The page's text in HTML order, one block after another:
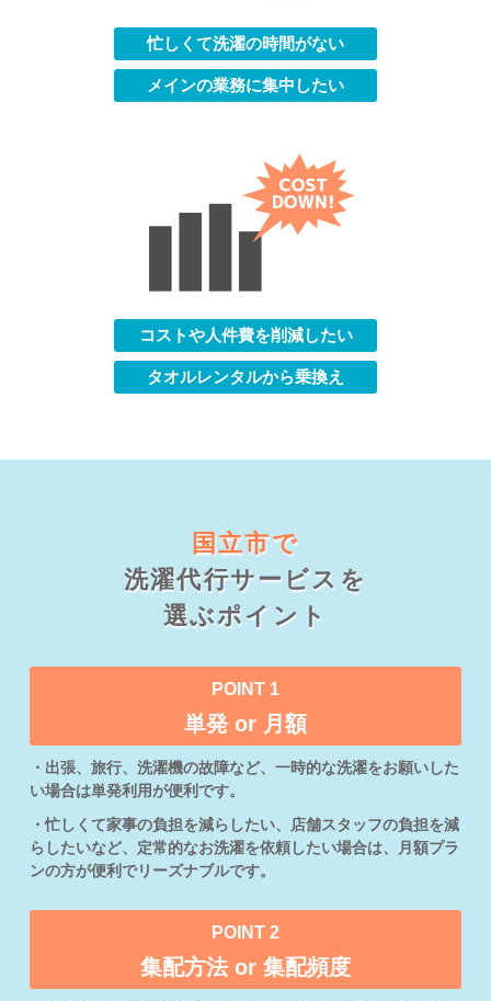
忙しくて洗濯の時間がない
メインの業務に集中したい
コストや人件費を削減したい
タオルレンタルから乗換え
国立市で
洗濯代行サービスを
選ぶポイント
POINT 1
単発 or 月額
・出張、旅行、洗濯機の故障など、一時的な洗濯をお願いした
い場合は単発利用が便利です。
・忙しくて家事の負担を減らしたい、店舗スタッフの負担を減
らしたいなど、定常的なお洗濯を依頼したい場合は、月額プラ
ンの方が便利でリーズナブルです。
POINT 2
集配方法 or 集配頻度